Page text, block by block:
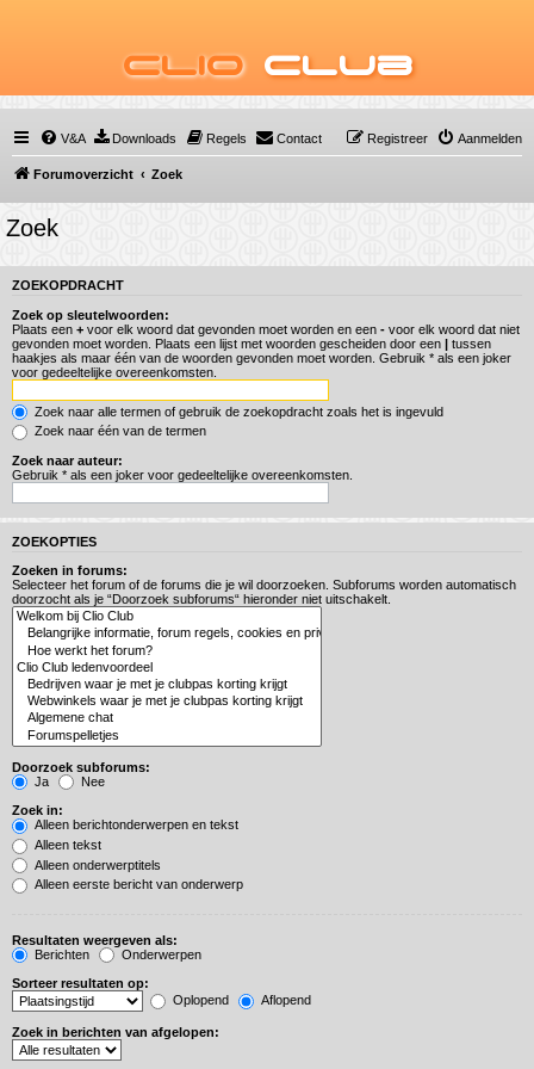
Clio Club
V&A Downloads Regels Contact Aanmelden
Registreer
Forumoverzicht Zoek
Zoek
ZOEKOPDRACHT
Zoek op sleutelwoorden:
Plaats een + voor elk woord dat gevonden moet worden en een - voor elk woord dat niet
gevonden moet worden. Plaats een lijst met woorden gescheiden door een | tussen
haakjes als maar één van de woorden gevonden moet worden. Gebruik * als een joker
voor gedeeltelijke overeenkomsten.
Zoek naar alle termen of gebruik de zoekopdracht zoals het is ingevuld
Zoek naar één van de termen
Zoek naar auteur:
Gebruik * als een joker voor gedeeltelijke overeenkomsten.
ZOEKOPTIES
Zoeken in forums:
Selecteer het forum of de forums die je wil doorzoeken. Subforums worden automatisch
doorzocht als je “Doorzoek subforums“ hieronder niet uitschakelt.
Doorzoek subforums:
Ja
Nee
Zoek in:
Alleen berichtonderwerpen en tekst
Alleen tekst
Alleen onderwerptitels
Alleen eerste bericht van onderwerp
Resultaten weergeven als:
Berichten
Onderwerpen
Sorteer resultaten op:
Oplopend
Aflopend
Zoek in berichten van afgelopen: